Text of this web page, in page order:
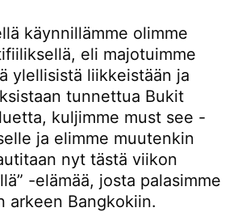
käynnillämme olimme
eli majotuimme
ylellisistä liikkeistään ja
tunnettua Bukit
kuljimme must see -
ja elimme muutenkin
nyt tästä viikon
-elämää, josta palasimme
arkeen Bangkokiin.